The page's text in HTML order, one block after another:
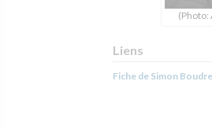
(Photo:
Liens
Fiche de Simon